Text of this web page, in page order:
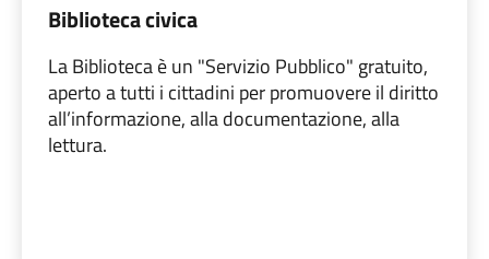
Biblioteca civica
La Biblioteca è un "Servizio Pubblico" gratuito,
aperto a tutti i cittadini per promuovere il diritto
all’informazione, alla documentazione, alla
lettura.